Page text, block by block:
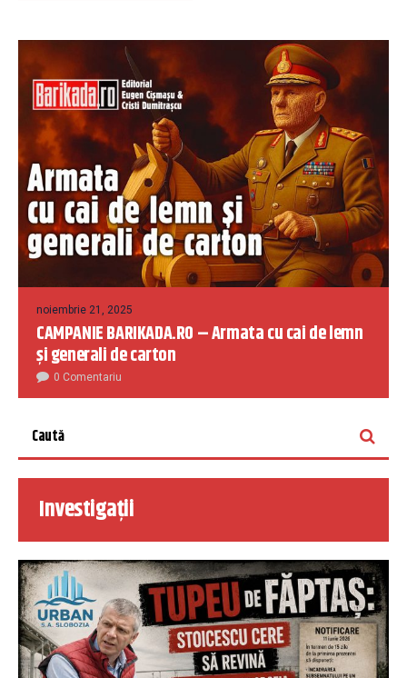
noiembrie 21, 2025
CAMPANIE BARIKADA.RO – Armata cu cai de lemn
și generali de carton
0 Comentariu
Investigații